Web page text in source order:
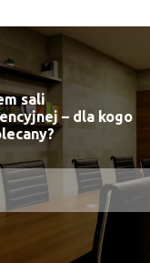
sali
– dla kogo